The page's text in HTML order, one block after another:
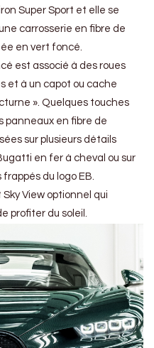
Super Sport et elle se
carrosserie en fibre de
en vert foncé.
est associé à des roues
et à un capot ou cache
». Quelques touches
panneaux en fibre de
sur plusieurs détails
en fer à cheval ou sur
du logo EB.
View optionnel qui
profiter du soleil.